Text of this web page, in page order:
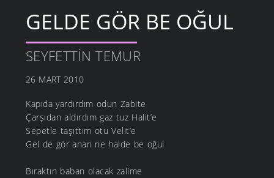
GELDE GÖR BE OĞUL
SEYFETTIN TEMUR
26 MART 2010
Kapıda yardırdım odun Zabite
Çarşıdan aldırdım gaz tuz Halit’e
Sepetle taşıttım otu Velit’e
Gel de gör anan ne halde be oğul
Bıraktın baban olacak zalime